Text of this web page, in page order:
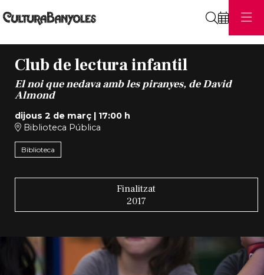
Club de lectura infantil
El noi que nedava amb les piranyes, de David
Almond
dijous 2 de març| 17:00 h
Biblioteca Pública
Biblioteca
Finalitzat
2017